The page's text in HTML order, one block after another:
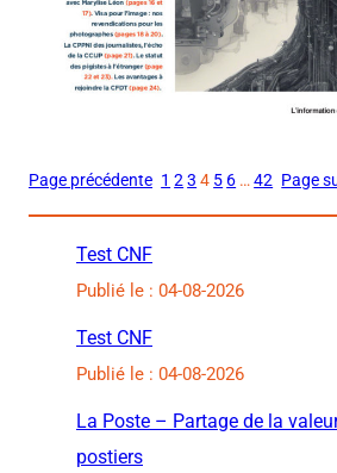
Page précédente 1 2 3 4 5 6 … 42 Page
Test CNF
Publié le : 04-08-2026
Test CNF
Publié le : 04-08-2026
La Poste – Partage de la
postiers